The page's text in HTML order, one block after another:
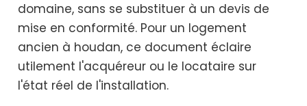
domaine, sans se substituer à un devis de
mise en conformité. Pour un logement
ancien à houdan, ce document éclaire
utilement l'acquéreur ou le locataire sur
l'état réel de l'installation.